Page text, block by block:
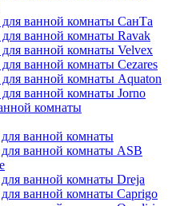
ванной комнаты СанТа
ванной комнаты Ravak
ванной комнаты Velvex
ванной комнаты Cezares
ванной комнаты Aquaton
ванной комнаты Jorno
комнаты
для ванной комнаты
для ванной комнаты ASB
для ванной комнаты Dreja
для ванной комнаты Caprigo